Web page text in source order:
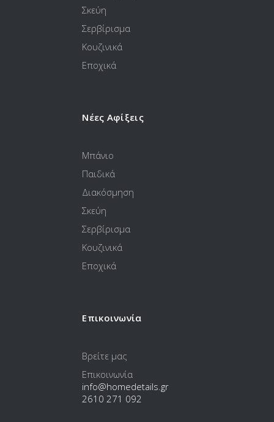
Σκεύη
Σερβίρισμα
Κουζινικά
Εποχικά
Νέες Αφίξεις
Μπάνιο
Παιδικά
Διακόσμηση
Σκεύη
Σερβίρισμα
Κουζινικά
Εποχικά
Επικοινωνία
Βρείτε μας
Επικοινωνία
info@homedetails.gr
2610 271 092